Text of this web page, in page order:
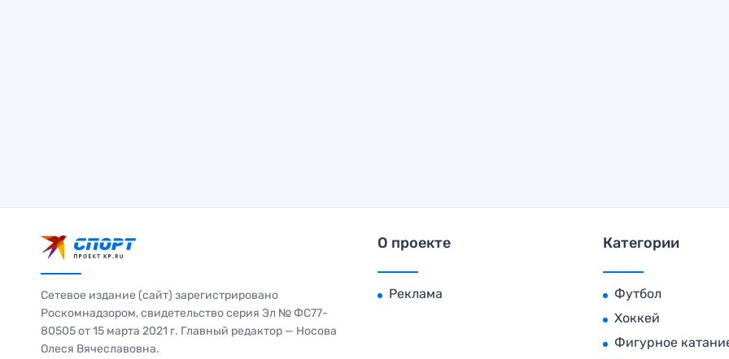
Сетевое издание (сайт) зарегистрировано
Роскомнадзором, свидетельство серия Эл № ФС77-
80505 от 15 марта 2021 г. Главный редактор — Носова
Олеся Вячеславовна.
О проекте
Реклама
Категории
Футбол
Хоккей
Фигурное